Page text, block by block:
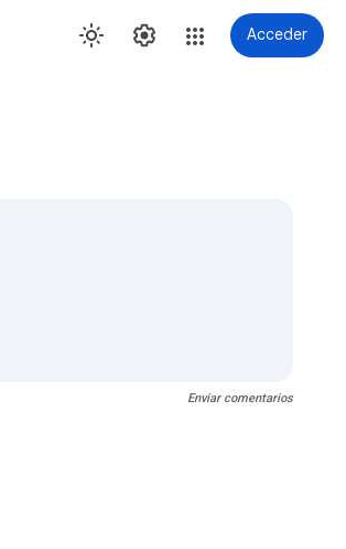
Acceder
Enviar comentarios